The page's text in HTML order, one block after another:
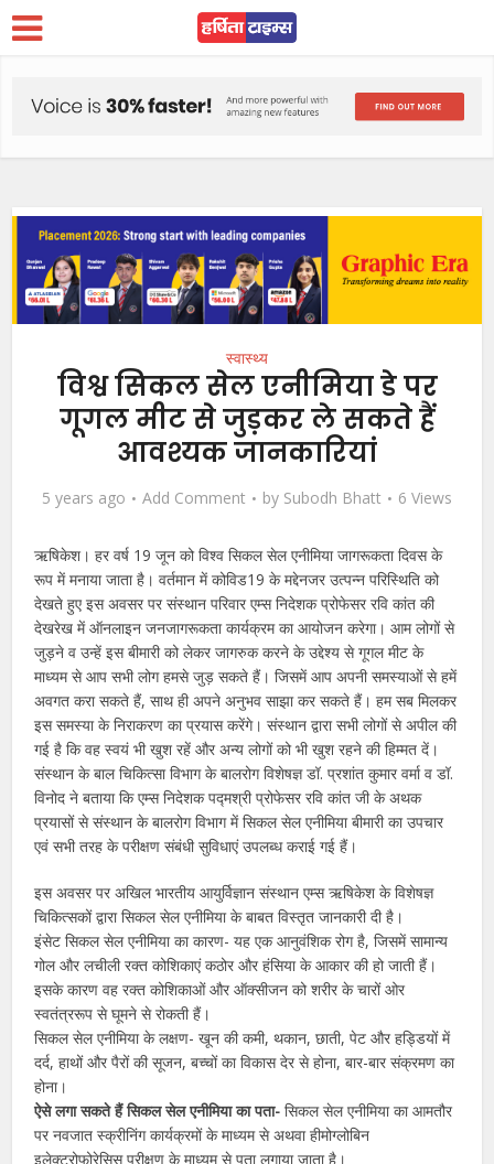
स्वास्थ्य
विश्व सिकल सेल एनीमिया डे पर
गूगल मीट से जुड़कर ले सकते हैं
आवश्यक जानकारियां
5 years ago Add Comment by Subodh Bhatt 6 Views
ऋषिकेश। हर वर्ष 19 जून को विश्व सिकल सेल एनीमिया जागरूकता दिवस के
रूप में मनाया जाता है। वर्तमान में कोविड19 के मद्देनजर उत्पन्न परिस्थिति को
देखते हुए इस अवसर पर संस्थान परिवार एम्स निदेशक प्रोफेसर रवि कांत की
देखरेख में ऑनलाइन जनजागरूकता कार्यक्रम का आयोजन करेगा। आम लोगों से
जुड़ने व उन्हें इस बीमारी को लेकर जागरुक करने के उद्देश्य से गूगल मीट के
माध्यम से आप सभी लोग हमसे जुड़ सकते हैं। जिसमें आप अपनी समस्याओं से हमें
अवगत करा सकते हैं, साथ ही अपने अनुभव साझा कर सकते हैं। हम सब मिलकर
इस समस्या के निराकरण का प्रयास करेंगे। संस्थान द्वारा सभी लोगों से अपील की
गई है कि वह स्वयं भी खुश रहें और अन्य लोगों को भी खुश रहने की हिम्मत दें।
संस्थान के बाल चिकित्सा विभाग के बालरोग विशेषज्ञ डॉ. प्रशांत कुमार वर्मा व डॉ.
विनोद ने बताया कि एम्स निदेशक पद्मश्री प्रोफेसर रवि कांत जी के अथक
प्रयासों से संस्थान के बालरोग विभाग में सिकल सेल एनीमिया बीमारी का उपचार
एवं सभी तरह के परीक्षण संबंधी सुविधाएं उपलब्ध कराई गई हैं।
इस अवसर पर अखिल भारतीय आयुर्विज्ञान संस्थान एम्स ऋषिकेश के विशेषज्ञ
चिकित्सकों द्वारा सिकल सेल एनीमिया के बाबत विस्तृत जानकारी दी है।
इंसेट सिकल सेल एनीमिया का कारण- यह एक आनुवंशिक रोग है, जिसमें सामान्य
गोल और लचीली रक्त कोशिकाएं कठोर और हंसिया के आकार की हो जाती हैं।
इसके कारण वह रक्त कोशिकाओं और ऑक्सीजन को शरीर के चारों ओर
स्वतंत्ररूप से घूमने से रोकती हैं।
सिकल सेल एनीमिया के लक्षण- खून की कमी, थकान, छाती, पेट और हड्डियों में
दर्द, हाथों और पैरों की सूजन, बच्चों का विकास देर से होना, बार-बार संक्रमण का
होना।
ऐसे लगा सकते हैं सिकल सेल एनीमिया का पता- सिकल सेल एनीमिया का आमतौर
पर नवजात स्क्रीनिंग कार्यक्रमों के माध्यम से अथवा हीमोग्लोबिन
इलेक्ट्रोफोरेसिस परीक्षण के माध्यम से पता लगाया जाता है।